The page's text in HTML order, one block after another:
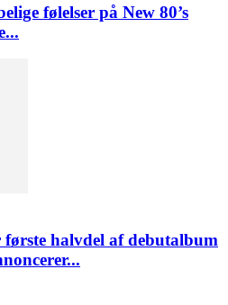
følelser på New 80’s
halvdel af debutalbum